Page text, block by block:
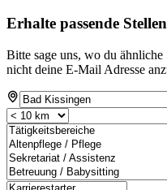
Erhalte passende
Bitte sage uns, wo du ähnliche
nicht deine E-Mail Adresse